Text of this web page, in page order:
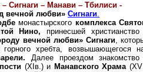
Сигнаги – Манави – Тбилиси -
вечной любви» Сигнаги.
монастырского комплекса
Нино, принесшей
вечной любви» Сигнаги,
хребта, возвышающегося
Далее проездом
(XIв.) и Манавского Храма